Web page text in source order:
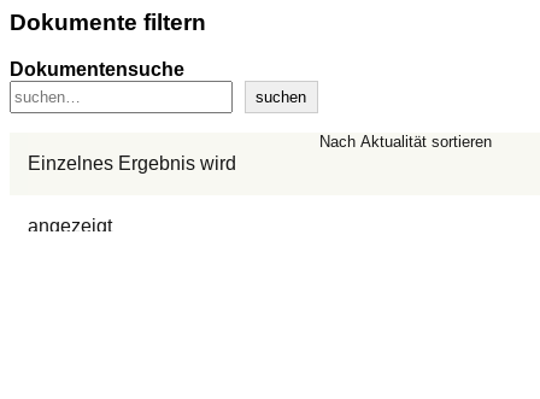
Dokumente filtern
Dokumentensuche
suchen
Einzelnes Ergebnis wird
angezeigt